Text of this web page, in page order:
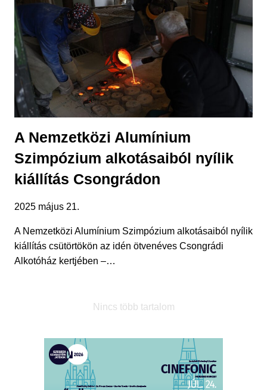
A Nemzetközi Alumínium
Szimpózium alkotásaiból nyílik
kiállítás Csongrádon
2025 május 21.
A Nemzetközi Alumínium Szimpózium alkotásaiból nyílik
kiállítás csütörtökön az idén ötvenéves Csongrádi
Alkotóház kertjében –…
Nincs több tartalom